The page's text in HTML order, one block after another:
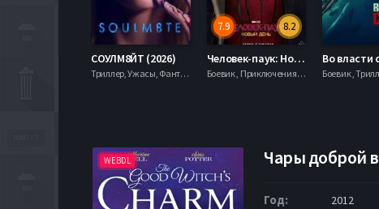
СОУЛМ8ЙТ (2026)
Триллер, Ужасы, Фантастика,
8.2
7.9
Человек-паук: Новый день (2026)
Боевик , Приключения, Фантастика, Фэнтези, Боевик ,
WEBDL Чары доброй
Год: 2012